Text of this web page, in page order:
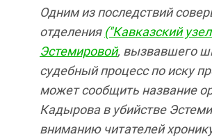
Одним из последствий
отделения ("Кавказский
Эстемировой, вызвавшего
судебный процесс по иску
может сообщить название
Кадырова в убийстве
вниманию читателей